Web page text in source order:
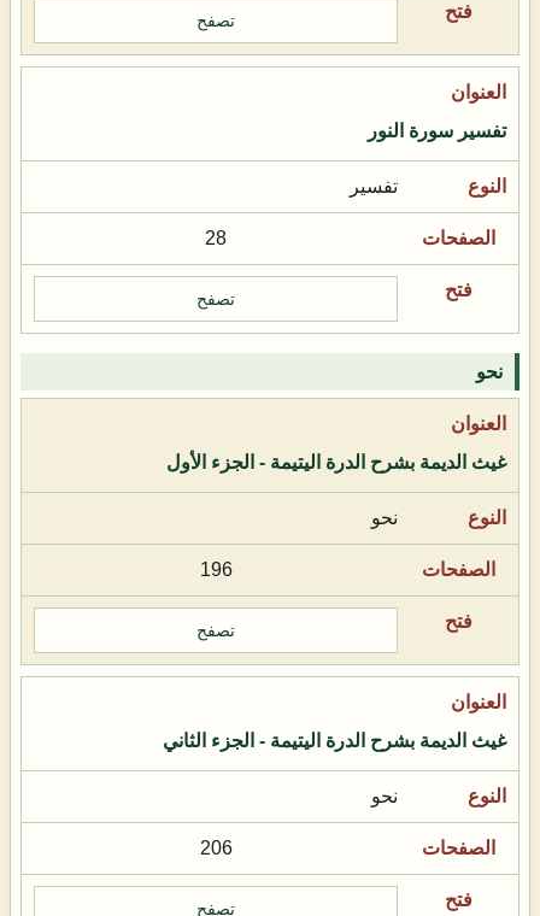
تصفح
تفسير سورة النور
تفسير
28
تصفح
نحو
غيث الديمة بشرح الدرة اليتيمة - الجزء الأول
نحو
196
تصفح
غيث الديمة بشرح الدرة اليتيمة - الجزء الثاني
نحو
206
تصفح